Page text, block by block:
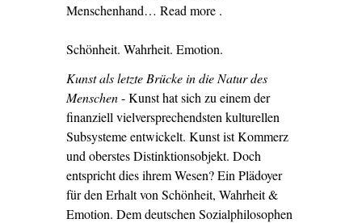
Menschenhand… Read more – ‘Möbelkunstwerke:
und Moderne’
.
Schönheit. Wahrheit. Emotion.
Kunst als letzte Brücke in die Natur des
Menschen- Kunst hat sich zu einem der
finanziell vielversprechendsten kulturellen
Subsysteme entwickelt. Kunst ist Kommerz
und oberstes Distinktionsobjekt. Doch
entspricht dies ihrem Wesen? Ein Plädoyer
für den Erhalt von Schönheit, Wahrheit &
Emotion. Dem deutschen Sozialphilosophen